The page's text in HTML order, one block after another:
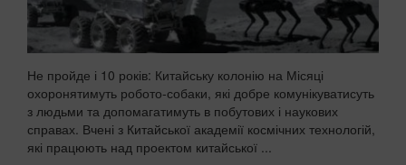
Не пройде і 10 років: Китайську колонію на Місяці
охоронятимуть робото-собаки, які добре комунікуватисуть
з людьми та допомагатимуть в побутових і наукових
справах. Вчені з Китайської академії космічних технологій,
які працюють над проектом китайської ...